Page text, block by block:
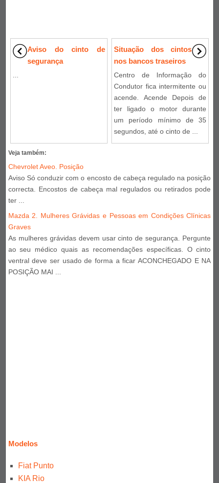
Aviso do cinto de
segurança
Situação dos cintos
nos bancos traseiros
Centro de Informação do
Condutor fica intermitente ou
acende. Acende Depois de
ter ligado o motor durante
um período mínimo de 35
segundos, até o cinto de ...
Veja também:
Chevrolet Aveo. Posição
Aviso Só conduzir com o encosto de cabeça regulado na posição
correcta. Encostos de cabeça mal regulados ou retirados pode
ter ...
Mazda 2. Mulheres Grávidas e Pessoas em Condições Clínicas
Graves
As mulheres grávidas devem usar cinto de segurança. Pergunte
ao seu médico quais as recomendações específicas. O cinto
ventral deve ser usado de forma a ficar ACONCHEGADO E NA
POSIÇÃO MAI ...
Modelos
Fiat Punto
KIA Rio